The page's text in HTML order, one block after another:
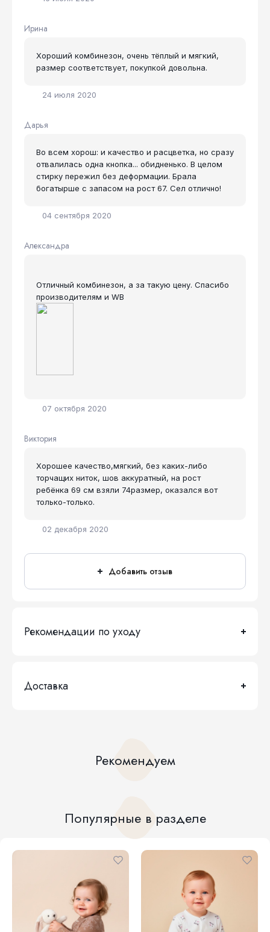
Ирина
24 июля 2020
Хороший комбинезон, очень тёплый и мягкий,
размер соответствует, покупкой довольна.
Дарья
04 сентября 2020
Во всем хорош: и качество и расцветка, но сразу
отвалилась одна кнопка... обидненько. В целом
стирку пережил без деформации. Брала
богатырше с запасом на рост 67. Сел отлично!
Александра
07 октября 2020
Отличный комбинезон, а за такую цену. Спасибо
производителям и WB
Виктория
02 декабря 2020
Хорошее качество,мягкий, без каких-либо
торчащих ниток, шов аккуратный, на рост
ребёнка 69 см взяли 74размер, оказался вот
только-только.
Добавить отзыв
Рекомендации по уходу
Доставка
Рекомендуем
Популярные в разделе